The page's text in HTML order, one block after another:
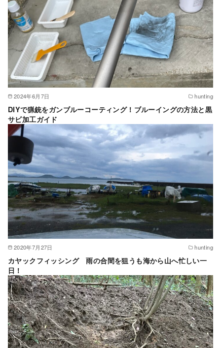
2024年6月7日 hunting
DIYで猟銃をガンブルーコーティング！ブルーイングの方法と黒
サビ加工ガイド
2020年7月27日 hunting
カヤックフィッシング 雨の合間を狙うも海から山へ忙しい一
日！